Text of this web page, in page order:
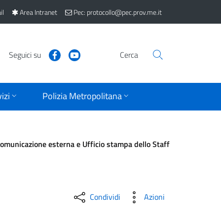
Area Intranet Pec: protocollo@pec.prov.me.it
Seguici su Cerca
Polizia Metropolitana
esterna e Ufficio stampa dello Staff
Condividi Azioni